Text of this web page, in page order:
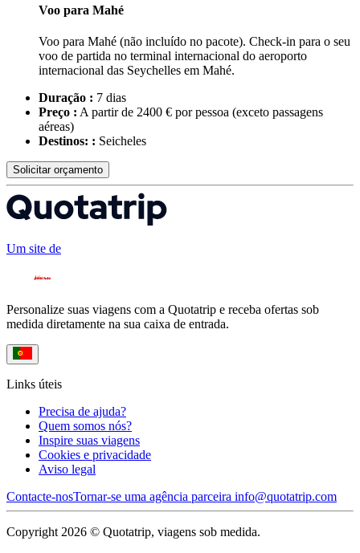
Voo para Mahé
Voo para Mahé (não incluído no pacote). Check-in para o seu
voo de partida no terminal internacional do aeroporto
internacional das Seychelles em Mahé.
Duração : 7 dias
Preço : A partir de 2400 € por pessoa (exceto passagens
aéreas)
Destinos: : Seicheles
Solicitar orçamento
Um site de
Personalize suas viagens com a Quotatrip e receba ofertas sob
medida diretamente na sua caixa de entrada.
Links úteis
Precisa de ajuda?
Quem somos nós?
Inspire suas viagens
Cookies e privacidade
Aviso legal
Contacte-nosTornar-se uma agência parceira info@quotatrip.com
Copyright 2026 © Quotatrip, viagens sob medida.